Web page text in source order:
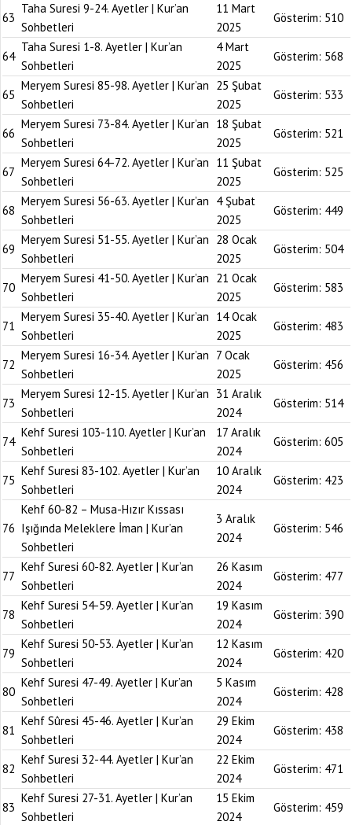
63
Taha Suresi 9-24. Ayetler | Kur’an
Sohbetleri
11 Mart
2025
Gösterim: 510
64
Taha Suresi 1-8. Ayetler | Kur’an
Sohbetleri
4 Mart
2025
Gösterim: 568
65
Meryem Suresi 85-98. Ayetler | Kur’an
Sohbetleri
25 Şubat
2025
Gösterim: 533
66
Meryem Suresi 73-84. Ayetler | Kur’an
Sohbetleri
18 Şubat
2025
Gösterim: 521
67
Meryem Suresi 64-72. Ayetler | Kur’an
Sohbetleri
11 Şubat
2025
Gösterim: 525
68
Meryem Suresi 56-63. Ayetler | Kur’an
Sohbetleri
4 Şubat
2025
Gösterim: 449
69
Meryem Suresi 51-55. Ayetler | Kur’an
Sohbetleri
28 Ocak
2025
Gösterim: 504
70
Meryem Suresi 41-50. Ayetler | Kur’an
Sohbetleri
21 Ocak
2025
Gösterim: 583
71
Meryem Suresi 35-40. Ayetler | Kur’an
Sohbetleri
14 Ocak
2025
Gösterim: 483
72
Meryem Suresi 16-34. Ayetler | Kur’an
Sohbetleri
7 Ocak
2025
Gösterim: 456
73
Meryem Suresi 12-15. Ayetler | Kur’an
Sohbetleri
31 Aralık
2024
Gösterim: 514
74
Kehf Suresi 103-110. Ayetler | Kur’an
Sohbetleri
17 Aralık
2024
Gösterim: 605
75
Kehf Suresi 83-102. Ayetler | Kur’an
Sohbetleri
10 Aralık
2024
Gösterim: 423
76
Kehf 60-82 – Musa-Hızır Kıssası
Işığında Meleklere İman | Kur’an
Sohbetleri
3 Aralık
2024
Gösterim: 546
77
Kehf Suresi 60-82. Ayetler | Kur’an
Sohbetleri
26 Kasım
2024
Gösterim: 477
78
Kehf Suresi 54-59. Ayetler | Kur’an
Sohbetleri
19 Kasım
2024
Gösterim: 390
79
Kehf Suresi 50-53. Ayetler | Kur’an
Sohbetleri
12 Kasım
2024
Gösterim: 420
80
Kehf Suresi 47-49. Ayetler | Kur’an
Sohbetleri
5 Kasım
2024
Gösterim: 428
81
Kehf Sûresi 45-46. Ayetler | Kur’an
Sohbetleri
29 Ekim
2024
Gösterim: 438
82
Kehf Suresi 32-44. Ayetler | Kur’an
Sohbetleri
22 Ekim
2024
Gösterim: 471
83
Kehf Suresi 27-31. Ayetler | Kur’an
Sohbetleri
15 Ekim
2024
Gösterim: 459